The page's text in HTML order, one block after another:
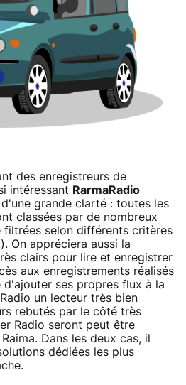
des enregistreurs de
intéressant RarmaRadio
grande clarté : toutes les
classées par de nombreux
filtrées selon différents critères
On appréciera aussi la
clairs pour lire et enregistrer
aux enregistrements réalisés
ses propres flux à la
un lecteur très bien
rebutés par le côté très
Radio seront peut être
Dans les deux cas, il
dédiées les plus